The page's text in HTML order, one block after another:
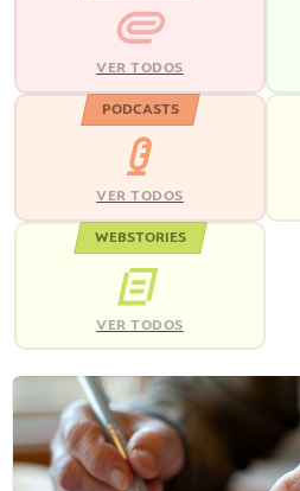
VER TODOS
PODCASTS
VER TODOS
WEBSTORIES
VER TODOS